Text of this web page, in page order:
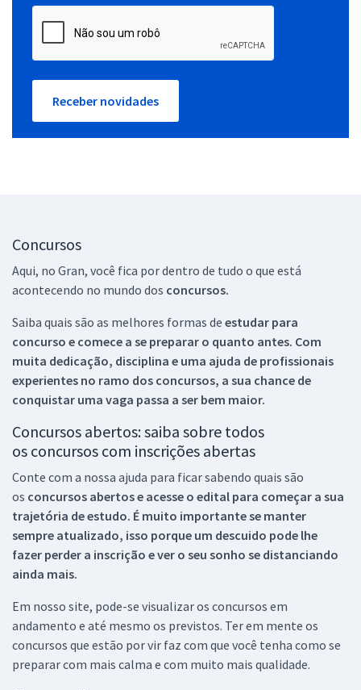
Receber novidades
Concursos
Aqui, no Gran, você fica por dentro de tudo o que está
acontecendo no mundo dos concursos.
Saiba quais são as melhores formas de estudar para
concurso e comece a se preparar o quanto antes. Com
muita dedicação, disciplina e uma ajuda de profissionais
experientes no ramo dos concursos, a sua chance de
conquistar uma vaga passa a ser bem maior.
Concursos abertos: saiba sobre todos
os concursos com inscrições abertas
Conte com a nossa ajuda para ficar sabendo quais são
os concursos abertos e acesse o edital para começar a sua
trajetória de estudo. É muito importante se manter
sempre atualizado, isso porque um descuido pode lhe
fazer perder a inscrição e ver o seu sonho se distanciando
ainda mais.
Em nosso site, pode-se visualizar os concursos em
andamento e até mesmo os previstos. Ter em mente os
concursos que estão por vir faz com que você tenha como se
preparar com mais calma e com muito mais qualidade.